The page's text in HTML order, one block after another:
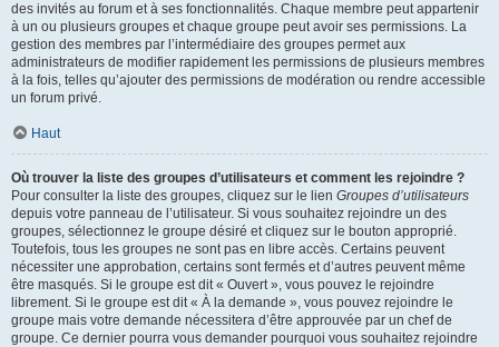
des invités au forum et à ses fonctionnalités. Chaque membre peut appartenir
à un ou plusieurs groupes et chaque groupe peut avoir ses permissions. La
gestion des membres par l’intermédiaire des groupes permet aux
administrateurs de modifier rapidement les permissions de plusieurs membres
à la fois, telles qu’ajouter des permissions de modération ou rendre accessible
un forum privé.
Haut
Où trouver la liste des groupes d’utilisateurs et comment les rejoindre ?
Pour consulter la liste des groupes, cliquez sur le lien Groupes d’utilisateurs
depuis votre panneau de l’utilisateur. Si vous souhaitez rejoindre un des
groupes, sélectionnez le groupe désiré et cliquez sur le bouton approprié.
Toutefois, tous les groupes ne sont pas en libre accès. Certains peuvent
nécessiter une approbation, certains sont fermés et d’autres peuvent même
être masqués. Si le groupe est dit « Ouvert », vous pouvez le rejoindre
librement. Si le groupe est dit « À la demande », vous pouvez rejoindre le
groupe mais votre demande nécessitera d’être approuvée par un chef de
groupe. Ce dernier pourra vous demander pourquoi vous souhaitez rejoindre